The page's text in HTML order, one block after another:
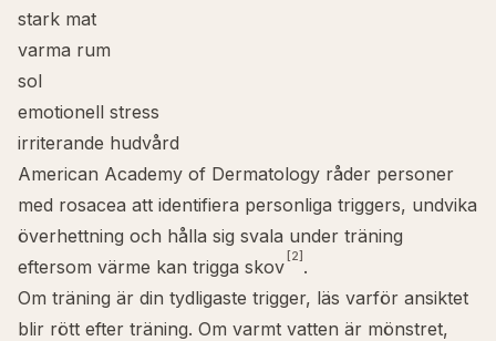
stark mat
varma rum
sol
emotionell stress
irriterande hudvård
American Academy of Dermatology råder personer
med rosacea att identifiera personliga triggers, undvika
överhettning och hålla sig svala under träning
eftersom värme kan trigga skov [2] .
Om träning är din tydligaste trigger, läs varför ansiktet
blir rött efter träning. Om varmt vatten är mönstret,